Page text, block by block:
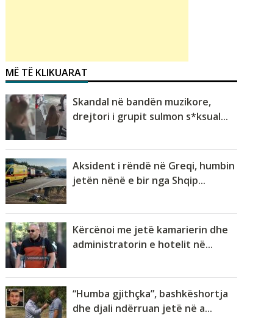
MË TË KLIKUARAT
Skandal në bandën muzikore,
drejtori i grupit sulmon s*ksual...
Aksident i rëndë në Greqi, humbin
jetën nënë e bir nga Shqip...
Kërcënoi me jetë kamarierin dhe
administratorin e hotelit në...
“Humba gjithçka”, bashkëshortja
dhe djali ndërruan jetë në a...